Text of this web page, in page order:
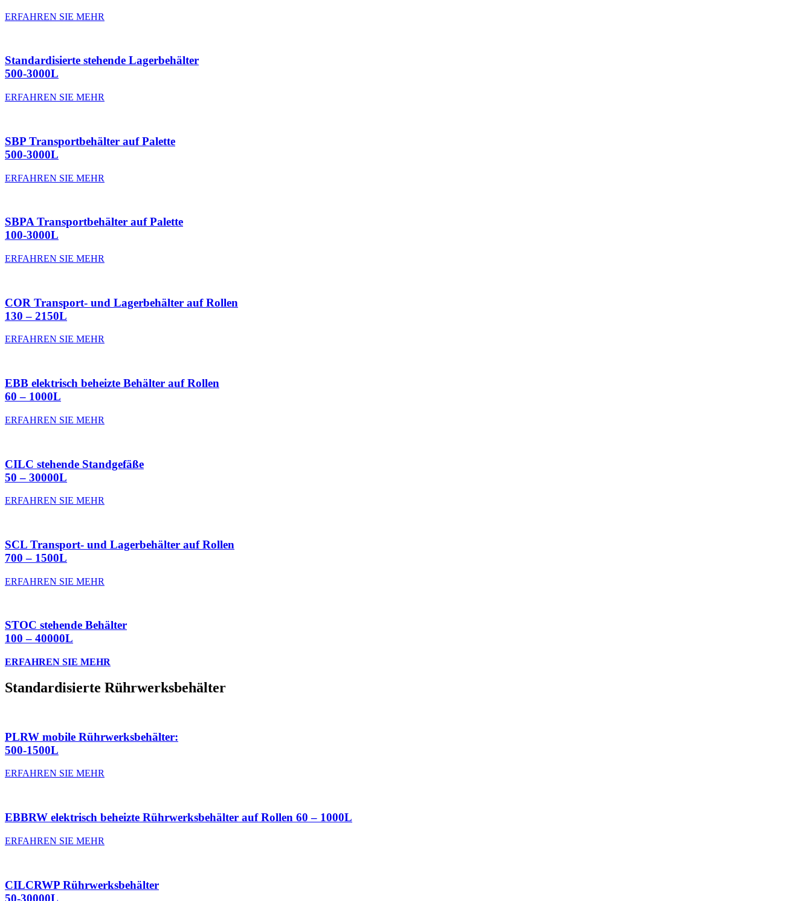
ERFAHREN SIE MEHR
Standardisierte stehende Lagerbehälter
500-3000L
ERFAHREN SIE MEHR
SBP Transportbehälter auf Palette
500-3000L
ERFAHREN SIE MEHR
SBPA Transportbehälter auf Palette
100-3000L
ERFAHREN SIE MEHR
COR Transport- und Lagerbehälter auf Rollen
130 – 2150L
ERFAHREN SIE MEHR
EBB elektrisch beheizte Behälter auf Rollen
60 – 1000L
ERFAHREN SIE MEHR
CILC stehende Standgefäße
50 – 30000L
ERFAHREN SIE MEHR
SCL Transport- und Lagerbehälter auf Rollen
700 – 1500L
ERFAHREN SIE MEHR
STOC stehende Behälter
100 – 40000L
ERFAHREN SIE MEHR
Standardisierte Rührwerksbehälter
PLRW mobile Rührwerksbehälter:
500-1500L
ERFAHREN SIE MEHR
EBBRW elektrisch beheizte Rührwerksbehälter auf Rollen 60 – 1000L
ERFAHREN SIE MEHR
CILCRWP Rührwerksbehälter
50-30000L